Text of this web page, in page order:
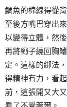
鯛魚的棉線得從
至後方嘴巴穿出
以變得立體，然
再將繩子繞回胸
定。這樣的綁法
得精神有力，看
前，這張開又大